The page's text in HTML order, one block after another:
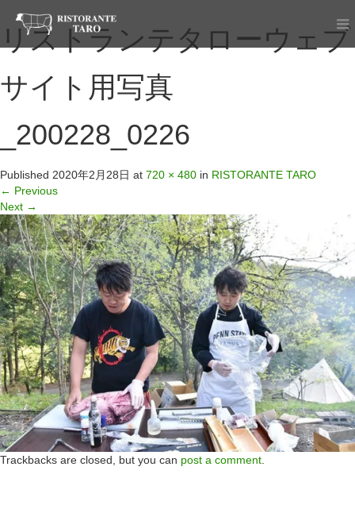
リストランテタローウェブ
サイト用写真
_200228_0226
Published 2020年2月28日 at 720 × 480 in RISTORANTE TARO
← Previous
Next →
Trackbacks are closed, but you can post a comment